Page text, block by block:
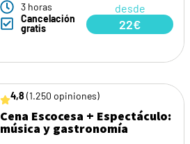
3 horas
Cancelación
gratis
desde
22€
4,8 (1.250 opiniones)
Cena Escocesa + Espectáculo:
música y gastronomía